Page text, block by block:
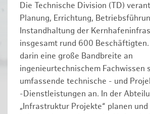
Die Technische Division (TD)
Planung, Errichtung,
Instandhaltung der
insgesamt rund 600
darin eine große Bandbreite an
ingenieurtechnischem Fachwissen
umfassende technische - und
-Dienstleistungen an. In der
„Infrastruktur Projekte“ planen